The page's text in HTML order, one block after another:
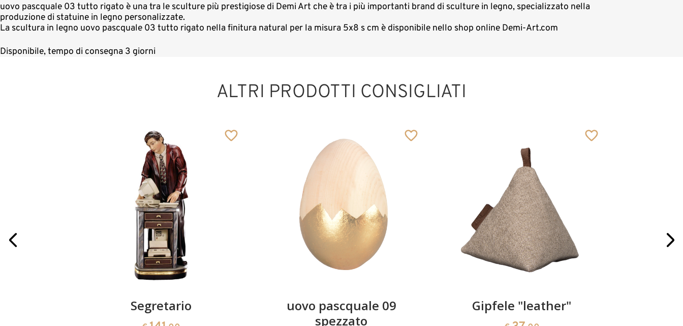
uovo pascquale
03 tutto rigato
Aggiunto al carrello
uovo pascquale 03 tutto rigato è una tra le sculture più prestigiose di Demi Art che è tra i più importanti brand di sculture in legno, specializzato nella
produzione di statuine in legno personalizzate.
La scultura in legno uovo pascquale 03 tutto rigato nella finitura natural per la misura 5x8 s cm è disponibile nello shop online Demi-Art.com
Disponibile, tempo di consegna 3 giorni
ALTRI PRODOTTI CONSIGLIATI
Segretario
uovo pascquale 09
spezzato
Gipfele "leather"